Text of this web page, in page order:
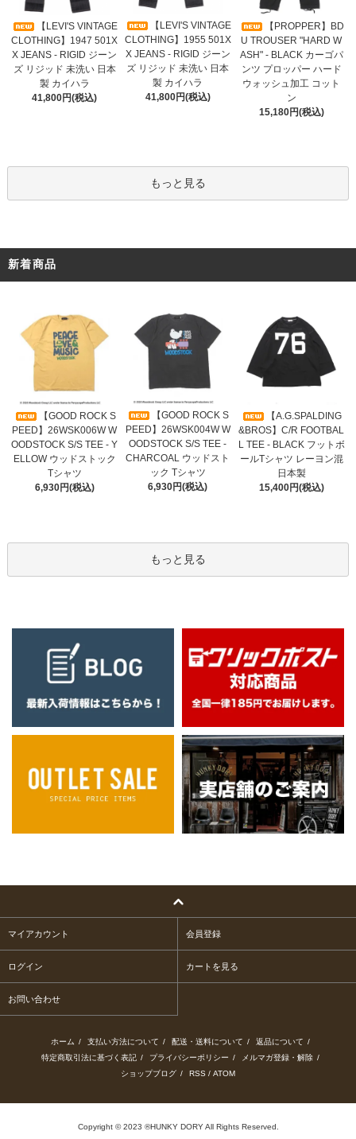
【LEVI'S VINTAGE
CLOTHING】1947 501X
X JEANS - RIGID ジーン
ズ リジッド 未洗い 日本
製 カイハラ
41,800円(税込)
【LEVI'S VINTAGE
CLOTHING】1955 501X
X JEANS - RIGID ジーン
ズ リジッド 未洗い 日本
製 カイハラ
41,800円(税込)
【PROPPER】BD
U TROUSER "HARD W
ASH" - BLACK カーゴパ
ンツ プロッパー ハード
ウォッシュ加工 コット
ン
15,180円(税込)
もっと見る
新着商品
【GOOD ROCK S
PEED】26WSK006W W
OODSTOCK S/S TEE - Y
ELLOW ウッドストック
Tシャツ
6,930円(税込)
【GOOD ROCK S
PEED】26WSK004W W
OODSTOCK S/S TEE -
CHARCOAL ウッドスト
ック Tシャツ
6,930円(税込)
【A.G.SPALDING
&BROS】C/R FOOTBAL
L TEE - BLACK フットボ
ールTシャツ レーヨン混
日本製
15,400円(税込)
もっと見る
マイアカウント 会員登録
ログイン カートを見る
お問い合わせ
ホーム / 支払い方法について / 配送・送料について / 返品について /
特定商取引法に基づく表記 / プライバシーポリシー / メルマガ登録・解除 /
ショップブログ / RSS / ATOM
Copyright © 2023 ®HUNKY DORY All Rights Reserved.